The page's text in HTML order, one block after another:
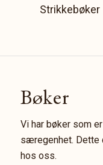
Strikkebøker
Bøker
Vi har bøker som
særegenhet. Dette
hos oss.